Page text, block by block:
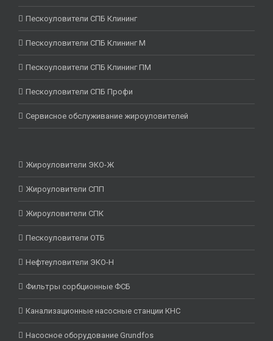
Пескоуловители СПБ Клининг
Пескоуловители СПБ Клининг М
Пескоуловители СПБ Клининг ПМ
Пескоуловители СПБ Профи
Сервисное обслуживание жироуловителей
Жироуловители ЭКО-Ж
Жироуловители СПП
Жироуловители СПК
Пескоуловители ОТБ
Нефтеуловители ЭКО-Н
Фильтры сорбционные ФСБ
Канализационные насосные станции КНС
Насосное оборудование Grundfos